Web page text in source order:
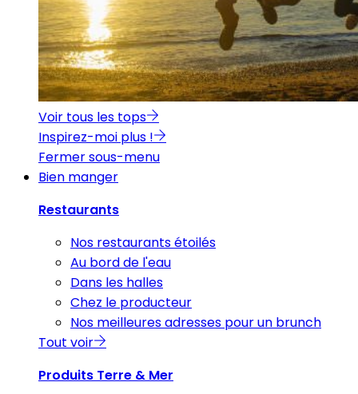
Voir tous les tops
Inspirez-moi plus !
Fermer sous-menu
Bien manger
Restaurants
Nos restaurants étoilés
Au bord de l'eau
Dans les halles
Chez le producteur
Nos meilleures adresses pour un brunch
Tout voir
Produits Terre & Mer